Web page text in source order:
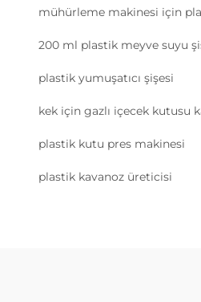
mühürleme makinesi için
200 ml plastik meyve suyu
plastik yumuşatıcı şişesi
kek için gazlı içecek kutusu
plastik kutu pres makinesi
plastik kavanoz üreticisi